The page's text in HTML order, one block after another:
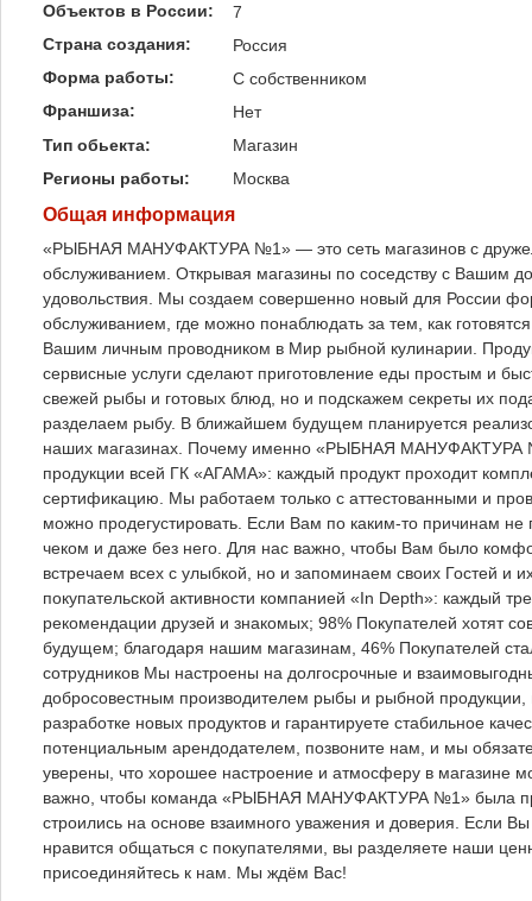
Объектов в России:
7
Страна создания:
Россия
Форма работы:
C собственником
Франшиза:
Нет
Тип обьекта:
Магазин
Регионы работы:
Москва
Общая информация
«РЫБНАЯ МАНУФАКТУРА №1» — это сеть магазинов с
обслуживанием. Открывая магазины по соседству с Вашим
удовольствия. Мы создаем совершенно новый для России
обслуживанием, где можно понаблюдать за тем, как
Вашим личным проводником в Мир рыбной кулинарии.
сервисные услуги сделают приготовление еды простым и
свежей рыбы и готовых блюд, но и подскажем секреты их
разделаем рыбу. В ближайшем будущем планируется
наших магазинах. Почему именно «РЫБНАЯ МАНУФАКТУРА
продукции всей ГК «АГАМА»: каждый продукт проходит
сертификацию. Мы работаем только с аттестованными и
можно продегустировать. Если Вам по каким-то причинам
чеком и даже без него. Для нас важно, чтобы Вам было
встречаем всех с улыбкой, но и запоминаем своих Гостей и
покупательской активности компанией «In Depth»: каждый
рекомендации друзей и знакомых; 98% Покупателей
будущем; благодаря нашим магазинам, 46% Покупателей
сотрудников Мы настроены на долгосрочные и
добросовестным производителем рыбы и рыбной продукции,
разработке новых продуктов и гарантируете стабильное
потенциальным арендодателем, позвоните нам, и мы
уверены, что хорошее настроение и атмосферу в магазине
важно, чтобы команда «РЫБНАЯ МАНУФАКТУРА №1» была
строились на основе взаимного уважения и доверия. Если
нравится общаться с покупателями, вы разделяете наши
присоединяйтесь к нам. Мы ждём Вас!